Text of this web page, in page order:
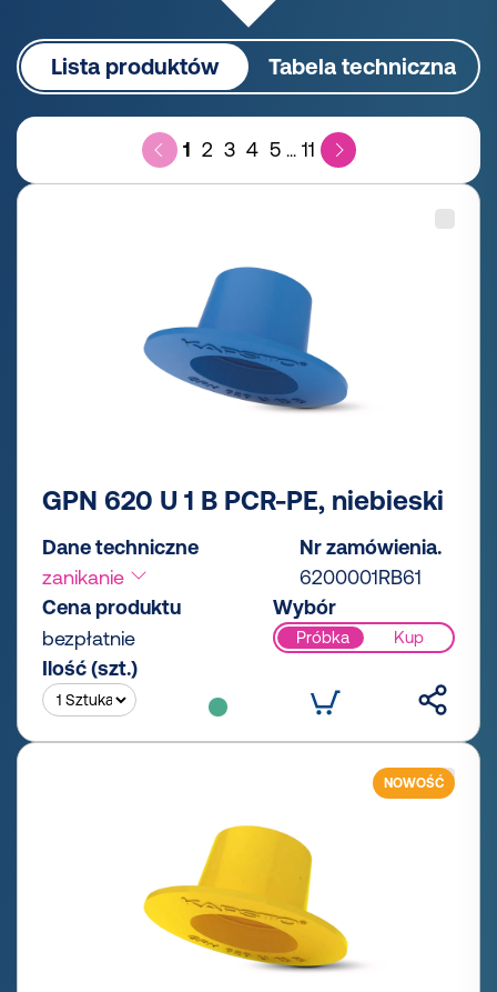
Lista produktów Tabela techniczna
1 2 3 4 5 ... 11
GPN 620 U 1 B PCR-PE, niebieski
Dane techniczne
zanikanie
Nr zamówienia.
6200001RB61
Cena produktu
bezpłatnie
Wybór
Próbka Kup
Ilość (szt.)
NOWOŚĆ